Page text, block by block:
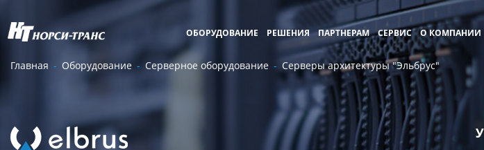
ОБОРУДОВАНИЕ РЕШЕНИЯ ПАРТНЕРАМ СЕРВИС О КОМПАНИИ
Главная Оборудование Серверное оборудование Серверы архитектуры "Эльбрус"